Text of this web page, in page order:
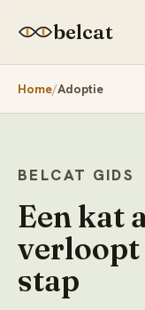
belcat
Home Adoptie
BELCAT GIDS
Een kat
verloopt
stap